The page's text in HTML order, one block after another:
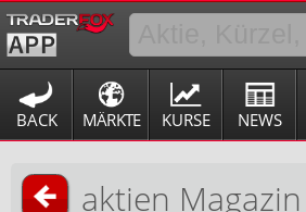
BACK MÄRKTE KURSE NEWS
aktien Magazin